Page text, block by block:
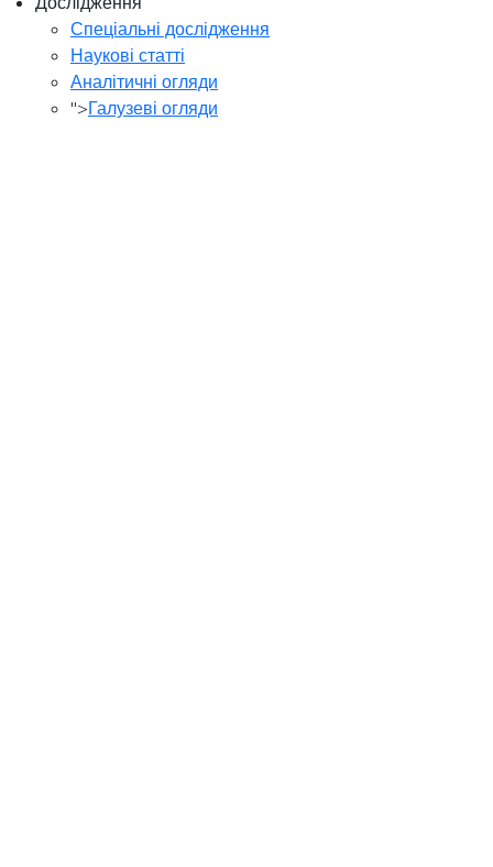
Спеціальні дослідження
Наукові статті
Аналітичні огляди
">Галузеві огляди